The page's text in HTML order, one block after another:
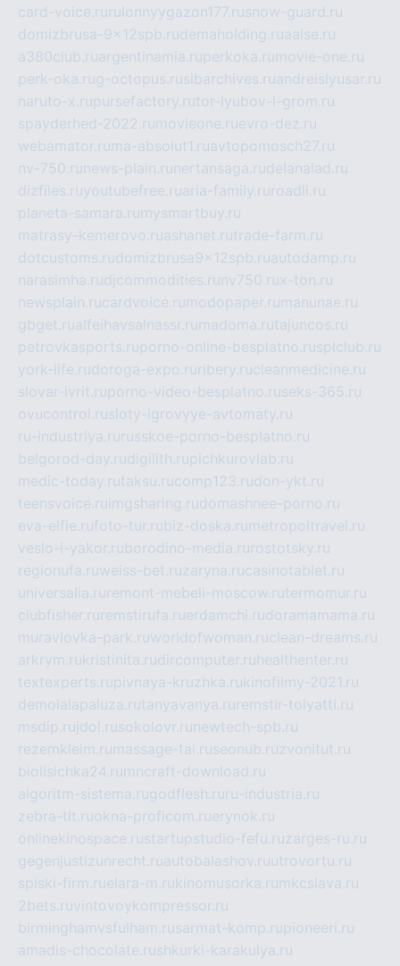
card-voice.ru rulonnyygazon177.rusnow-guard.ru
domizbrusa-9x12spb.rudemaholding.ruaalse.ru
a380club.ruargentinamia.ruperkoka.ru movie-one.ru
perk-oka.rug-octopus.rusibarchives.ruandreislyusar.ru
naruto-x.rupursefactory.rutor-lyubov-i-grom.ru
spayderhed-2022.ru movieone.ruevro-dez.ru
webamator.ru ma-absolut1.ruavtopomosch27.ru
nv-750.ru news-plain.ru nertansaga.rudelanalad.ru
dizfiles.ruyoutubefree.ruaria-family.ru roadli.ru
planeta-samara.ru mysmartbuy.ru
matrasy-kemerovo.ruashanet.rutrade-farm.ru
dotcustoms.rudomizbrusa9x12spb.ruautodamp.ru
narasimha.rudjcommodities.ru nv750.rux-ton.ru
newsplain.rucardvoice.ru modopaper.ru manunae.ru
gbget.rualfeihavsalnassr.ru madoma.rutajuncos.ru
petrovkasports.ruporno-online-besplatno.rusplclub.ru
york-life.rudoroga-expo.ru ribery.rucleanmedicine.ru
slovar-ivrit.ruporno-video-besplatno.ruseks-365.ru
ovucontrol.rusloty-igrovyye-avtomaty.ru
ru-industriya.ru russkoe-porno-besplatno.ru
belgorod-day.rudigilith.rupichkurovlab.ru
medic-today.rutaksu.rucomp123.rudon-ykt.ru
teensvoice.ru imgsharing.rudomashnee-porno.ru
eva-elfie.rufoto-tur.rubiz-doska.ru metropoltravel.ru
veslo-i-yakor.ruborodino-media.ru rostotsky.ru
regionufa.ruweiss-bet.ruzaryna.rucasinotablet.ru
universalia.ru remont-mebeli-moscow.rutermomur.ru
clubfisher.ru remstirufa.ruerdamchi.rudoramamama.ru
muraviovka-park.ruworldofwoman.ruclean-dreams.ru
arkrym.rukristinita.rudircomputer.ru healthenter.ru
textexperts.rupivnaya-kruzhka.rukinofilmy-2021.ru
demolalapaluza.rutanyavanya.ru remstir-tolyatti.ru
msdip.ru jdol.rusokolovr.ru newtech-spb.ru
rezemkleim.ru massage-tai.ruseonub.ruzvonitut.ru
biolisichka24.ru mncraft-download.ru
algoritm-sistema.rugodflesh.ru ru-industria.ru
zebra-tlt.ruokna-proficom.ruerynok.ru
onlinekinospace.rustartupstudio-fefu.ruzarges-ru.ru
gegenjustizunrecht.ruautobalashov.ruutrovortu.ru
spiski-firm.ruelara-m.rukinomusorka.ru mkcslava.ru
2bets.ruvintovoykompressor.ru
birminghamvsfulham.rusarmat-komp.rupioneeri.ru
amadis-chocolate.rushkurki-karakulya.ru